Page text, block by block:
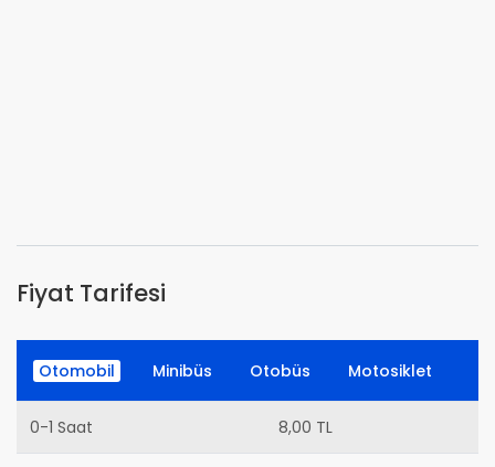
Fiyat Tarifesi
Otomobil Minibüs Otobüs Motosiklet
0-1 Saat 8,00 TL